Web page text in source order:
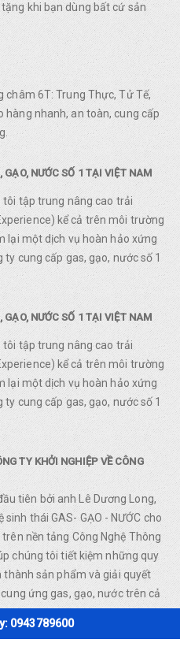
khi bạn dùng bất cứ sản
châm 6T: Trung Thực, Tử Tế,
hàng nhanh, an toàn, cung cấp
GẠO, NƯỚC SỐ 1 TẠI VIỆT NAM
tập trung nâng cao trải
kể cả trên môi trường
lại một dịch vụ hoàn hảo xứng
cung cấp gas, gạo, nước số 1
GẠO, NƯỚC SỐ 1 TẠI VIỆT NAM
tập trung nâng cao trải
kể cả trên môi trường
lại một dịch vụ hoàn hảo xứng
cung cấp gas, gạo, nước số 1
TY KHỞI NGHIỆP VỀ CÔNG
tiên bởi anh Lê Dương Long,
thái GAS- GẠO - NƯỚC cho
nền tảng Công Nghệ Thông
chúng tôi tiết kiệm những quy
sản phẩm và giải quyết
ứng gas, gạo, nước trên cả
0943789600